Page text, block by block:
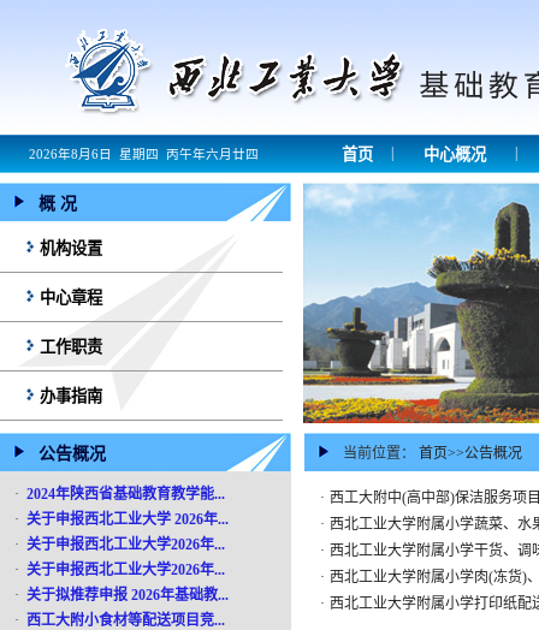
2026年8月6日 星期四 丙午年六月廿四 首页 中心概况
概 况
机构设置
中心章程
工作职责
办事指南
公告概况
· 2024年陕西省基础教育教学能...
· 关于申报西北工业大学 2026年...
· 关于申报西北工业大学2026年...
· 关于申报西北工业大学2026年...
· 关于拟推荐申报 2026年基础教...
· 西工大附小食材等配送项目竞...
当前位置： 首页>>公告概况
· 西工大附中(高中部)保洁服务项
· 西北工业大学附属小学蔬菜、水
· 西北工业大学附属小学干货、
· 西北工业大学附属小学肉(冻货)
· 西北工业大学附属小学打印纸配